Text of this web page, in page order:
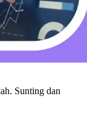
Sunting dan